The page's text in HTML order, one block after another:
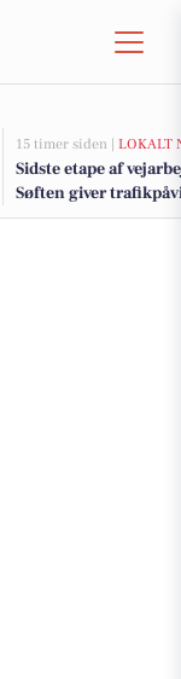
15 timer siden | LOKALT
Sidste etape af
Søften giver
kommende uger
efter